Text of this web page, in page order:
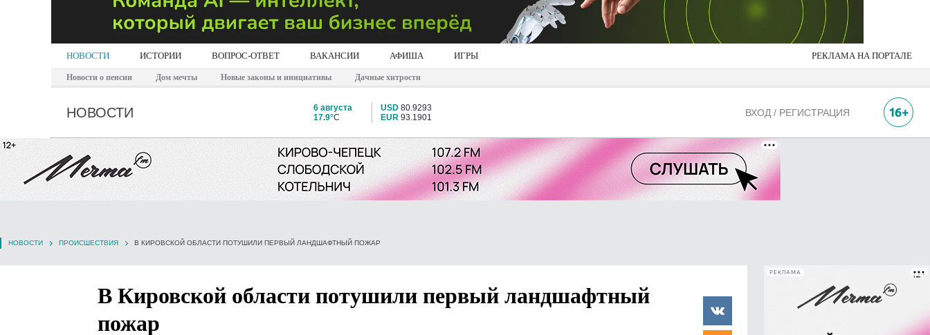
НОВОСТИ ИСТОРИИ ВОПРОС-ОТВЕТ ВАКАНСИИ АФИША ИГРЫ РЕКЛАМА НА ПОРТАЛЕ
Новости о пенсии Дом мечты Новые законы и инициативы Дачные хитрости
НОВОСТИ
6 августа
17.9°C
USD 80.9293
EUR 93.1901 ВХОД / РЕГИСТРАЦИЯ
НОВОСТИ ПРОИСШЕСТВИЯ В КИРОВСКОЙ ОБЛАСТИ ПОТУШИЛИ ПЕРВЫЙ ЛАНДШАФТНЫЙ ПОЖАР
В Кировской области потушили первый ландшафтный
пожар
РЕКЛАМА